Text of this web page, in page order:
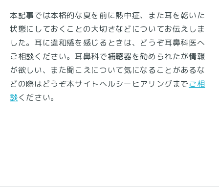
本記事では本格的な夏を前に熱中症、また耳を乾いた
状態にしておくことの大切さなどについてお伝えしま
した。耳に違和感を感じるときは、どうぞ耳鼻科医へ
ご相談ください。耳鼻科で補聴器を勧められたが情報
が欲しい、また聞こえについて気になることがあるな
どの際はどうぞ本サイトヘルシーヒアリングまでご相
談ください。